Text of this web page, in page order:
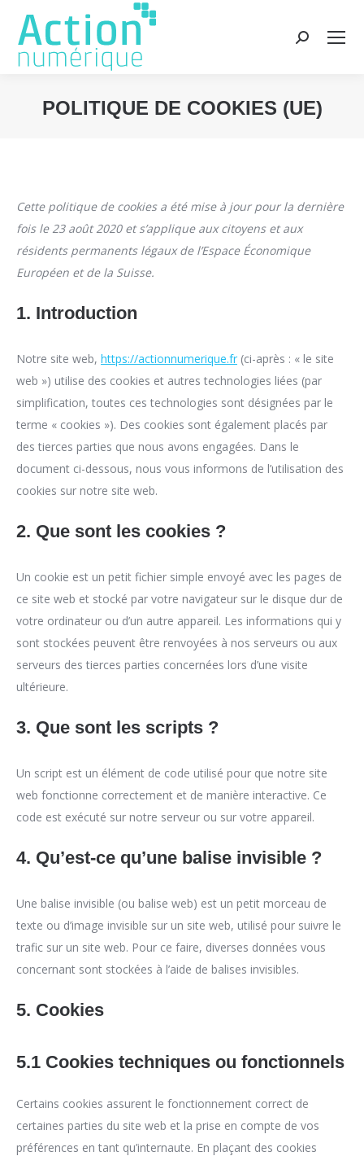
Recherche
POLITIQUE DE COOKIES (UE)
Cette politique de cookies a été mise à jour pour la dernière
fois le 23 août 2020 et s’applique aux citoyens et aux
résidents permanents légaux de l’Espace Économique
Européen et de la Suisse.
1. Introduction
Notre site web, https://actionnumerique.fr (ci-après : « le site
web ») utilise des cookies et autres technologies liées (par
simplification, toutes ces technologies sont désignées par le
terme « cookies »). Des cookies sont également placés par
des tierces parties que nous avons engagées. Dans le
document ci-dessous, nous vous informons de l’utilisation des
cookies sur notre site web.
2. Que sont les cookies ?
Un cookie est un petit fichier simple envoyé avec les pages de
ce site web et stocké par votre navigateur sur le disque dur de
votre ordinateur ou d’un autre appareil. Les informations qui y
sont stockées peuvent être renvoyées à nos serveurs ou aux
serveurs des tierces parties concernées lors d’une visite
ultérieure.
3. Que sont les scripts ?
Un script est un élément de code utilisé pour que notre site
web fonctionne correctement et de manière interactive. Ce
code est exécuté sur notre serveur ou sur votre appareil.
4. Qu’est-ce qu’une balise invisible ?
Une balise invisible (ou balise web) est un petit morceau de
texte ou d’image invisible sur un site web, utilisé pour suivre le
trafic sur un site web. Pour ce faire, diverses données vous
concernant sont stockées à l’aide de balises invisibles.
5. Cookies
5.1 Cookies techniques ou fonctionnels
Certains cookies assurent le fonctionnement correct de
certaines parties du site web et la prise en compte de vos
préférences en tant qu’internaute. En plaçant des cookies